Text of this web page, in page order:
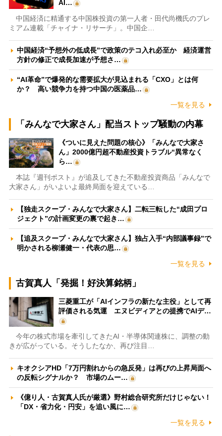
AI…
中国経済に精通する中国株投資の第一人者・田代尚機氏のプレ
ミアム連載「チャイナ・リサーチ」。中国企…
中国経済“予想外の低成長”で政策のテコ入れ必至か 経済運営
方針の修正で成長加速が予想さ…
“AI革命”で爆発的な需要拡大が見込まれる「CXO」とは何
か？ 高い競争力を持つ中国の医薬品…
一覧を見る
「みんなで大家さん」配当ストップ騒動の内幕
《ついに見えた問題の核心》「みんなで大家さ
ん」2000億円超不動産投資トラブル“異常なく
ら…
本誌『週刊ポスト』が追及してきた不動産投資商品「みんなで
大家さん」がいよいよ最終局面を迎えている…
【独走スクープ・みんなで大家さん】二転三転した“成田プロ
ジェクト”の計画変更の裏で起き…
【追及スクープ・みんなで大家さん】独占入手“内部議事録”で
明かされる柳瀬健一・代表の思…
一覧を見る
古賀真人「発掘！好決算銘柄」
三菱重工が「AIインフラの新たな主役」として再
評価される気運 エヌビディアとの提携でAIデ…
今年の株式市場を牽引してきたAI・半導体関連株に、調整の動
きが広がっている。そうしたなか、再び注目…
キオクシアHD「7万円割れからの急反発」は再びの上昇局面へ
の反転シグナルか？ 市場のムー…
《億り人・古賀真人氏が厳選》野村総合研究所だけじゃない！
「DX・省力化・円安」を追い風に…
一覧を見る